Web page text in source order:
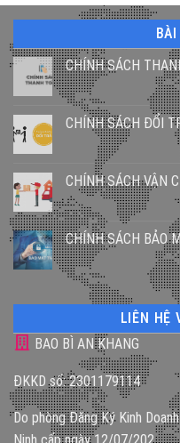
CHÍNH SÁCH
CHÍNH SÁCH ĐỔI
CHÍNH SÁCH VẬN
CHÍNH SÁCH BẢO
LIÊN HỆ
BAO BÌ AN KHANG
ĐKKD số: 2301179114
Do phòng Đăng Ký Kinh